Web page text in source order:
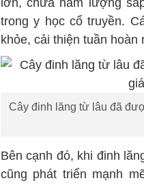
lớn, chứa hàm lượng
trong y học cổ truyền.
khỏe, cải thiện tuần
Cây đinh lăng từ lâu đã
Bên cạnh đó, khi đinh
cũng phát triển mạnh